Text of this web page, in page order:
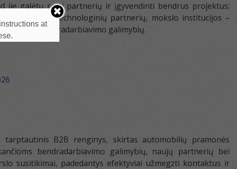
jie galėtų rasti partnerių ir įgyvendinti bendrus projektus:
ir technologinių partnerių, mokslo institucijos –
bendradarbiavimo galimybių.
B2B renginys, skirtas automobilių pramonės
bendradarbiavimo galimybių, naujų partnerių bei
susitikimai, padedantys efektyviai užmegzti kontaktus ir
at